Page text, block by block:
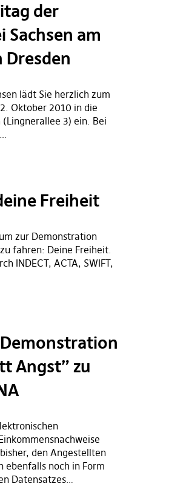
der
am
Dresden
lädt Sie herzlich zum
Oktober 2010 in die
3) ein. Bei
Freiheit
zur Demonstration
fahren: Deine Freiheit.
INDECT, ACTA, SWIFT,
Angst” zu
den Angestellten
ebenfalls noch in Form
Datensatzes…